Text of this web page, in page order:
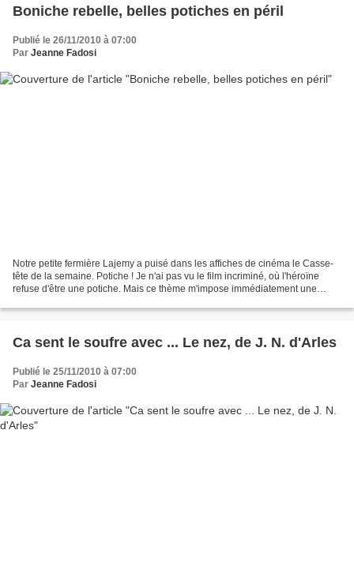
Boniche rebelle, belles potiches en péril
Publié le 26/11/2010 à 07:00
Par Jeanne Fadosi
Notre petite fermière Lajemy a puisé dans les affiches de cinéma le Casse-
tête de la semaine. Potiche ! Je n'ai pas vu le film incriminé, où l'héroïne
refuse d'être une potiche. Mais ce thème m'impose immédiatement une
Ca sent le soufre avec ... Le nez, de J. N. d'Arles
Publié le 25/11/2010 à 07:00
Par Jeanne Fadosi